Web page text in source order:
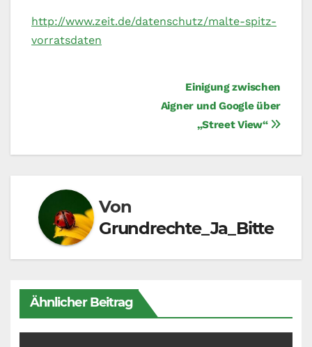
http://www.zeit.de/datenschutz/malte-spitz-
vorratsdaten
BeitragsnavigationEinigung zwischen
Aigner und Google über
„Street View“
Von
Grundrechte_Ja_Bitte
Ähnlicher Beitrag